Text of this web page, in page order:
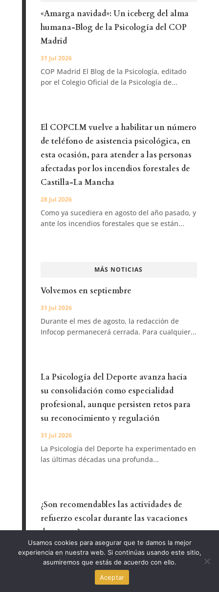
«Amarga navidad»: Un iceberg del alma
humana-Blog de la Psicología del COP
Madrid
31 Jul 2026
COP Madrid El Blog de la Psicología, editado
por el Colegio Oficial de la Psicología de...
El COPCLM vuelve a habilitar un número
de teléfono de asistencia psicológica, en
esta ocasión, para atender a las personas
afectadas por los incendios forestales de
Castilla-La Mancha
28 Jul 2026
Como ya sucediera en agosto del año pasado, y
ante los incendios forestales que se están...
MÁS NOTICIAS
Volvemos en septiembre
31 Jul 2026
Durante el mes de agosto, la redacción de
Infocop permanecerá cerrada. Para cualquier...
La Psicología del Deporte avanza hacia
su consolidación como especialidad
profesional, aunque persisten retos para
su reconocimiento y regulación
31 Jul 2026
La Psicología del Deporte ha experimentado en
las últimas décadas una profunda...
¿Son recomendables las actividades de
refuerzo escolar durante las vacaciones
de verano?
31 Jul 2026
Las vacaciones escolares plantean cada año el
mismo interrogante a familias y docentes:...
Usamos cookies para asegurar que te damos la mejor
experiencia en nuestra web. Si continúas usando este sitio,
asumiremos que estás de acuerdo con ello.
Aceptar